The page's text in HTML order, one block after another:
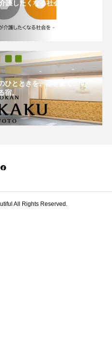
護したくなる社会をつくる-
ひとときを。器を愛で、旬
宿。
All Rights Reserved.